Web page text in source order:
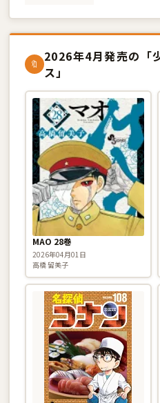
🔖
2026年4月発売の「
ス」
MAO 28巻
2026年04月01日
高橋 留美子